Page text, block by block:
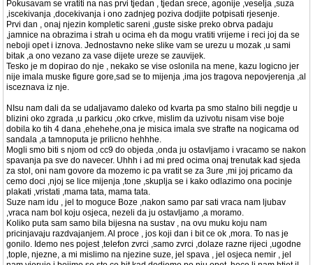
Pokusavam se vratiti na nas prvi tjedan , tjedan srece, agonije ,veselja ,suza
,iscekivanja ,docekivanja i ono zadnjeg poziva dodjite potpisati rjesenje.
Prvi dan , onaj njezin kompletic sareni ,guste siske preko obrva padaju
,jamnice na obrazima i strah u ocima eh da mogu vratiti vrijeme i reci joj da se
neboji opet i iznova. Jednostavno neke slike vam se urezu u mozak ,u sami
bitak ,a ono vezano za vase dijete ureze se zauvijek.
Tesko je m dopirao do nje , nekako se vise oslonila na mene, kazu logicno jer
nije imala muske figure gore,sad se to mijenja ,ima jos tragova nepovjerenja ,al
isceznava iz nje.
NIsu nam dali da se udaljavamo daleko od kvarta pa smo stalno bili negdje u
blizini oko zgrada ,u parkicu ,oko crkve, mislim da uzivotu nisam vise boje
dobila ko tih 4 dana ,ehehehe,ona je misica imala sve strafte na nogicama od
sandala ,a tamnoputa je prilicno hehhhe.
Mogli smo biti s njom od cc9 do objeda ,onda ju ostavljamo i vracamo se nakon
spavanja pa sve do navecer. Uhhh i ad mi pred ocima onaj trenutak kad sjeda
za stol, oni nam govore da mozemo ic pa vratit se za 3ure ,mi joj pricamo da
cemo doci ,njoj se lice mijenja ,tone ,skuplja se i kako odlazimo ona pocinje
plakati ,vristati ,mama tata, mama tata.
Suze nam idu , jel to moguce Boze ,nakon samo par sati vraca nam ljubav
,vraca nam bol koju osjeca, nezeli da ju ostavljamo ,a moramo.
Koliko puta sam samo bila bijesna na sustav , na ovu muku koju nam
pricinjavaju razdvajanjem. Al proce , jos koji dan i bit ce ok ,mora. To nas je
gonilo. Idemo nes pojest ,telefon zvrci ,samo zvrci ,dolaze razne rijeci ,ugodne
,tople, njezne, a mi mislimo na njezine suze, jel spava , jel osjeca nemir , jel